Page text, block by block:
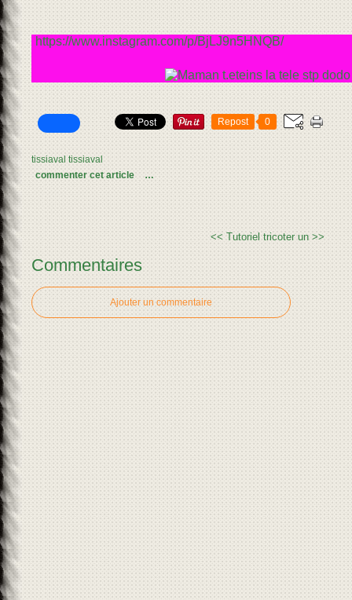
https://www.instagram.com/p/BjLJ9n5HNQB/
Repost 0
tissiaval tissiaval
commenter cet article
…
<< Tutoriel tricoter un >>
Commentaires
Ajouter un commentaire